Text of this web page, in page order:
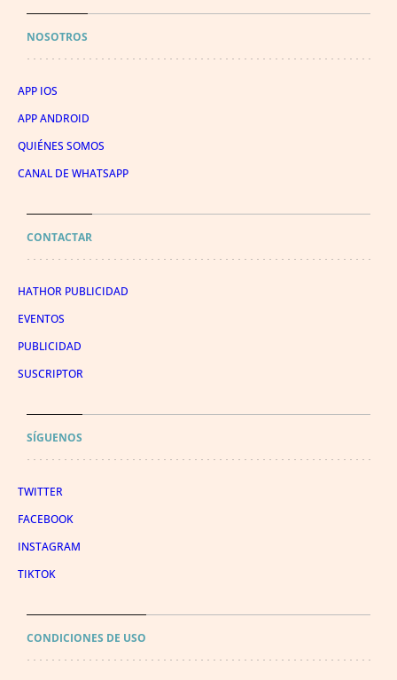
NOSOTROS
APP IOS
APP ANDROID
QUIÉNES SOMOS
CANAL DE WHATSAPP
CONTACTAR
HATHOR PUBLICIDAD
EVENTOS
PUBLICIDAD
SUSCRIPTOR
SÍGUENOS
TWITTER
FACEBOOK
INSTAGRAM
TIKTOK
CONDICIONES DE USO